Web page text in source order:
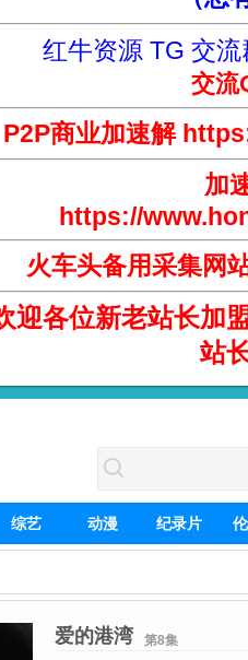
红牛资源 TG 交流
交流
P2P商业加速解
加
https://
火车头备用采集网
迎各位新老站长加
站
综艺 动漫 纪录片
爱的港湾 第8集